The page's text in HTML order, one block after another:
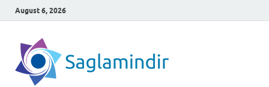
August 6, 2026